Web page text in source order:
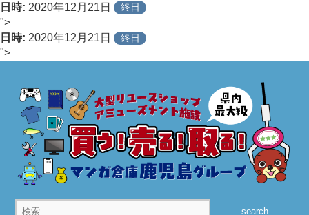
日時: 2020年12月21日 終日
">
日時: 2020年12月21日 終日
">
search